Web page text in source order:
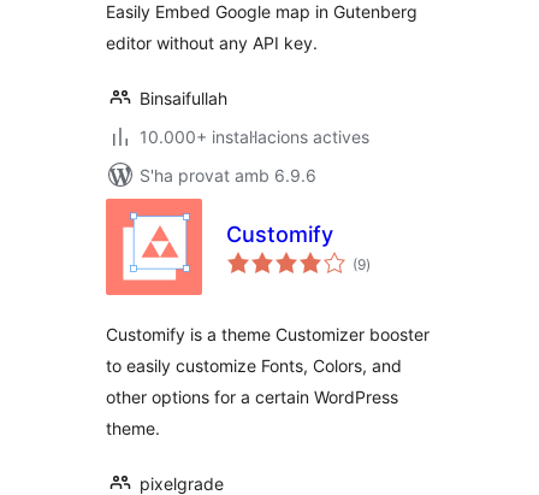
Easily Embed Google map in Gutenberg
editor without any API key.
Binsaifullah
10.000+ instal·lacions actives
S'ha provat amb 6.9.6
Customify
(9puntuacions
totals
)
Customify is a theme Customizer booster
to easily customize Fonts, Colors, and
other options for a certain WordPress
theme.
pixelgrade